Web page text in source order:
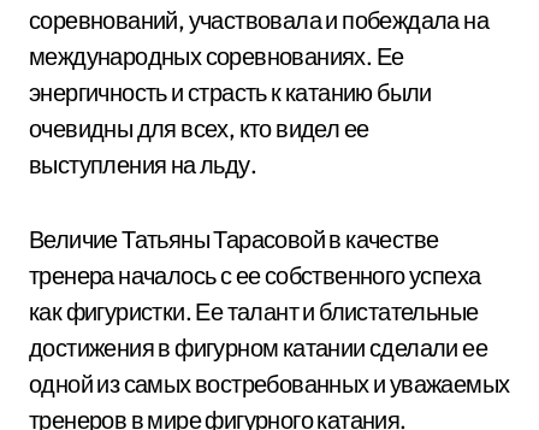
соревнований, участвовала и побеждала на
международных соревнованиях. Ее
энергичность и страсть к катанию были
очевидны для всех, кто видел ее
выступления на льду.
Величие Татьяны Тарасовой в качестве
тренера началось с ее собственного успеха
как фигуристки. Ее талант и блистательные
достижения в фигурном катании сделали ее
одной из самых востребованных и уважаемых
тренеров в мире фигурного катания.